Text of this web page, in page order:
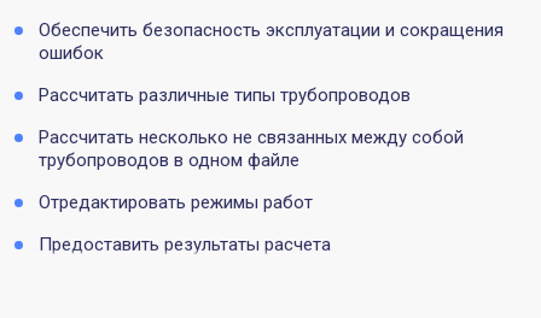
Обеспечить безопасность эксплуатации и сокращения
ошибок
Рассчитать различные типы трубопроводов
Рассчитать несколько не связанных между собой
трубопроводов в одном файле
Отредактировать режимы работ
Предоставить результаты расчета